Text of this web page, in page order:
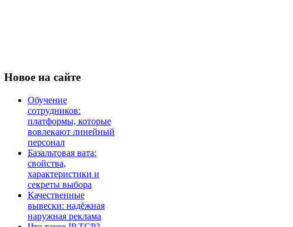
Новое на сайте
Обучение
сотрудников:
платформы, которые
вовлекают линейный
персонал
Базальтовая вата:
свойства,
характеристики и
секреты выбора
Качественные
вывески: надёжная
наружная реклама